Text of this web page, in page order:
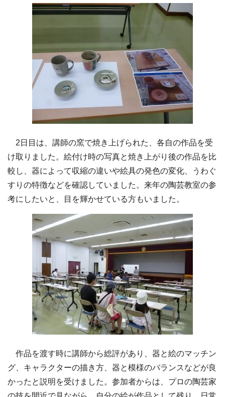
2日目は、講師の窯で焼き上げられた、各自の作品を受
け取りました。絵付け時の写真と焼き上がり後の作品を比
較し、器によって収縮の違いや絵具の発色の変化、うわぐ
すりの特徴などを確認していました。来年の陶芸教室の参
考にしたいと、目を輝かせている方もいました。
作品を渡す時に講師から総評があり、器と絵のマッチン
グ、キャラクターの描き方、器と模様のバランスなどが良
かったと説明を受けました。参加者からは、プロの陶芸家